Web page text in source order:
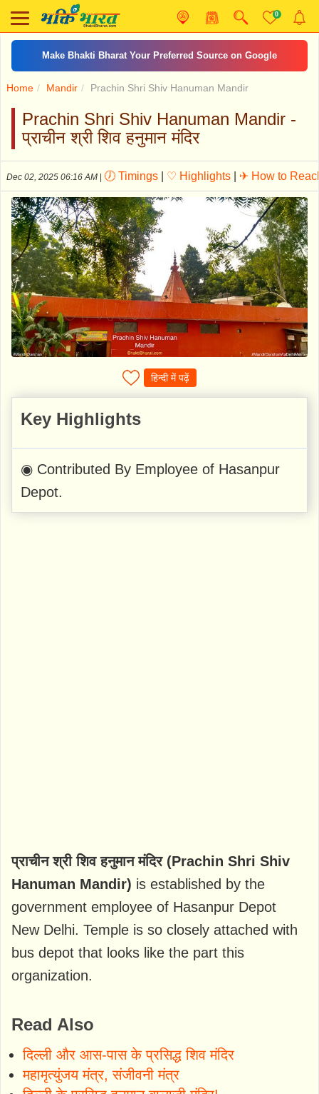
0
Make Bhakti Bharat Your Preferred Source on Google
Home Mandir Prachin Shri Shiv Hanuman Mandir
Prachin Shri Shiv Hanuman Mandir -
प्राचीन श्री शिव हनुमान मंदिर
Dec 02, 2025 06:16 AM 🕖 Timings ♡ Highlights ✈ How to
हिन्दी में पढ़ें
Key Highlights
◉ Contributed By Employee of Hasanpur
Depot.
प्राचीन श्री शिव हनुमान मंदिर (Prachin Shri Shiv
Hanuman Mandir) is established by the
government employee of Hasanpur Depot
New Delhi. Temple is so closely attached with
bus depot that looks like the part this
organization.
Read Also
दिल्ली और आस-पास के प्रसिद्ध शिव मंदिर
महामृत्युंजय मंत्र, संजीवनी मंत्र